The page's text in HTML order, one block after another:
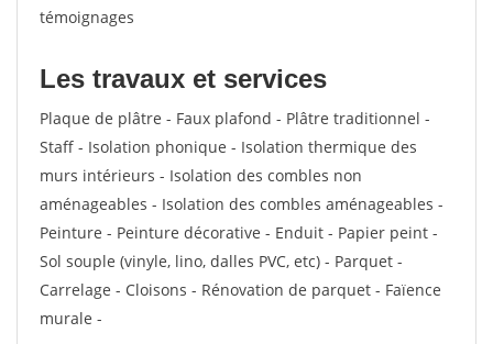
témoignages
Les travaux et services
Plaque de plâtre - Faux plafond - Plâtre traditionnel -
Staff - Isolation phonique - Isolation thermique des
murs intérieurs - Isolation des combles non
aménageables - Isolation des combles aménageables -
Peinture - Peinture décorative - Enduit - Papier peint -
Sol souple (vinyle, lino, dalles PVC, etc) - Parquet -
Carrelage - Cloisons - Rénovation de parquet - Faïence
murale -